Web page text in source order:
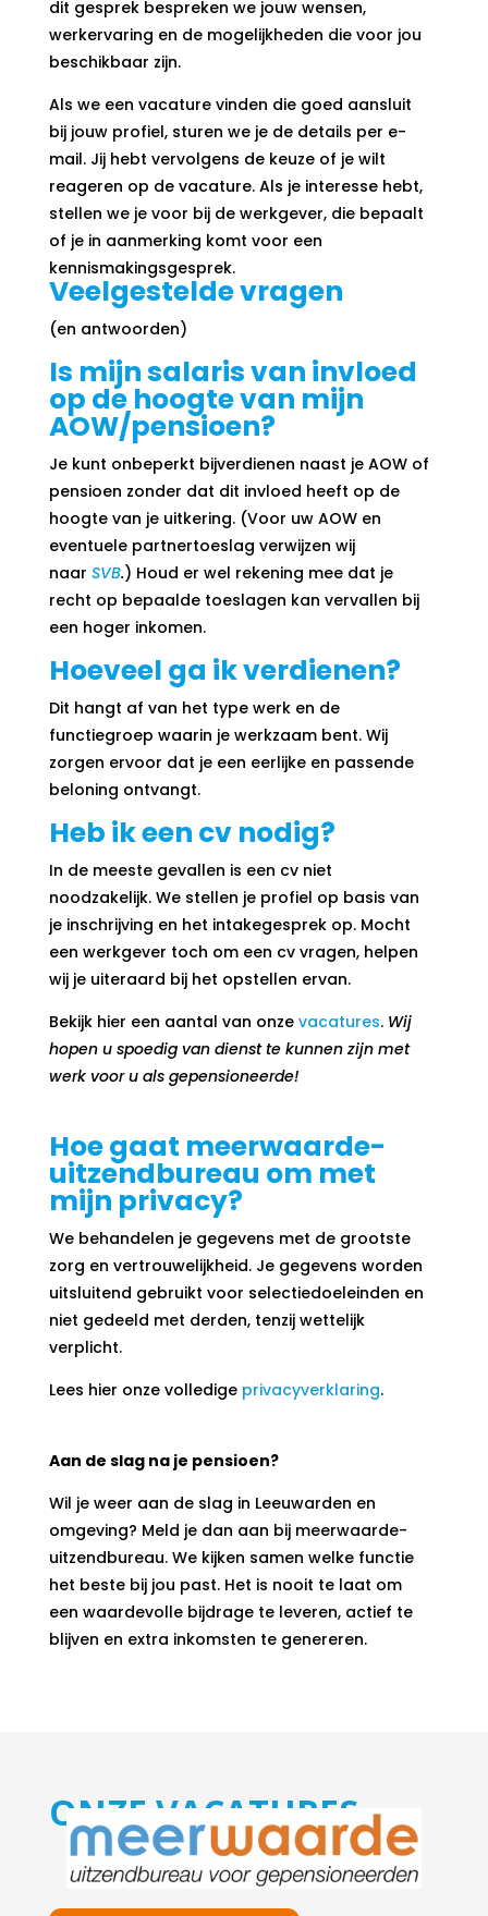
dit gesprek bespreken we jouw wensen,
werkervaring en de mogelijkheden die voor jou
beschikbaar zijn.
Als we een vacature vinden die goed aansluit
bij jouw profiel, sturen we je de details per e-
mail. Jij hebt vervolgens de keuze of je wilt
reageren op de vacature. Als je interesse hebt,
stellen we je voor bij de werkgever, die bepaalt
of je in aanmerking komt voor een
kennismakingsgesprek.
Veelgestelde vragen
(en antwoorden)
Is mijn salaris van invloed
op de hoogte van mijn
AOW/pensioen?
Je kunt onbeperkt bijverdienen naast je AOW of
pensioen zonder dat dit invloed heeft op de
hoogte van je uitkering. (Voor uw AOW en
eventuele partnertoeslag verwijzen wij
naar SVB.) Houd er wel rekening mee dat je
recht op bepaalde toeslagen kan vervallen bij
een hoger inkomen.
Hoeveel ga ik verdienen?
Dit hangt af van het type werk en de
functiegroep waarin je werkzaam bent. Wij
zorgen ervoor dat je een eerlijke en passende
beloning ontvangt.
Heb ik een cv nodig?
In de meeste gevallen is een cv niet
noodzakelijk. We stellen je profiel op basis van
je inschrijving en het intakegesprek op. Mocht
een werkgever toch om een cv vragen, helpen
wij je uiteraard bij het opstellen ervan.
Bekijk hier een aantal van onze vacatures. Wij
hopen u spoedig van dienst te kunnen zijn met
werk voor u als gepensioneerde!
Hoe gaat meerwaarde-
uitzendbureau om met
mijn privacy?
We behandelen je gegevens met de grootste
zorg en vertrouwelijkheid. Je gegevens worden
uitsluitend gebruikt voor selectiedoeleinden en
niet gedeeld met derden, tenzij wettelijk
verplicht.
Lees hier onze volledigeprivacyverklaring.
Aan de slag na je pensioen?
Wil je weer aan de slag in Leeuwarden en
omgeving? Meld je dan aan bij meerwaarde-
uitzendbureau. We kijken samen welke functie
het beste bij jou past. Het is nooit te laat om
een waardevolle bijdrage te leveren, actief te
blijven en extra inkomsten te genereren.
ONZE VACATURES